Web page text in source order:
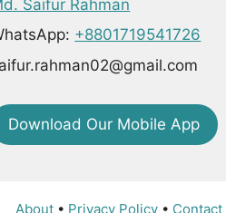
Saifur Rahman
+8801719541726
Download Our Mobile App
About • Privacy Policy • Contact